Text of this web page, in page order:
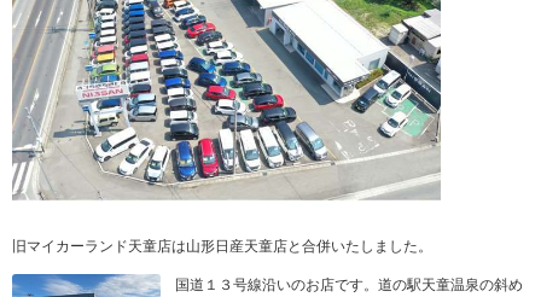
旧マイカーランド天童店は山形日産天童店と合併いたしました。
国道１３号線沿いのお店です。道の駅天童温泉の斜め